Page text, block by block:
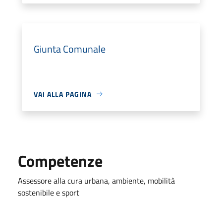
Giunta Comunale
VAI ALLA PAGINA
Competenze
Assessore alla cura urbana, ambiente, mobilità
sostenibile e sport